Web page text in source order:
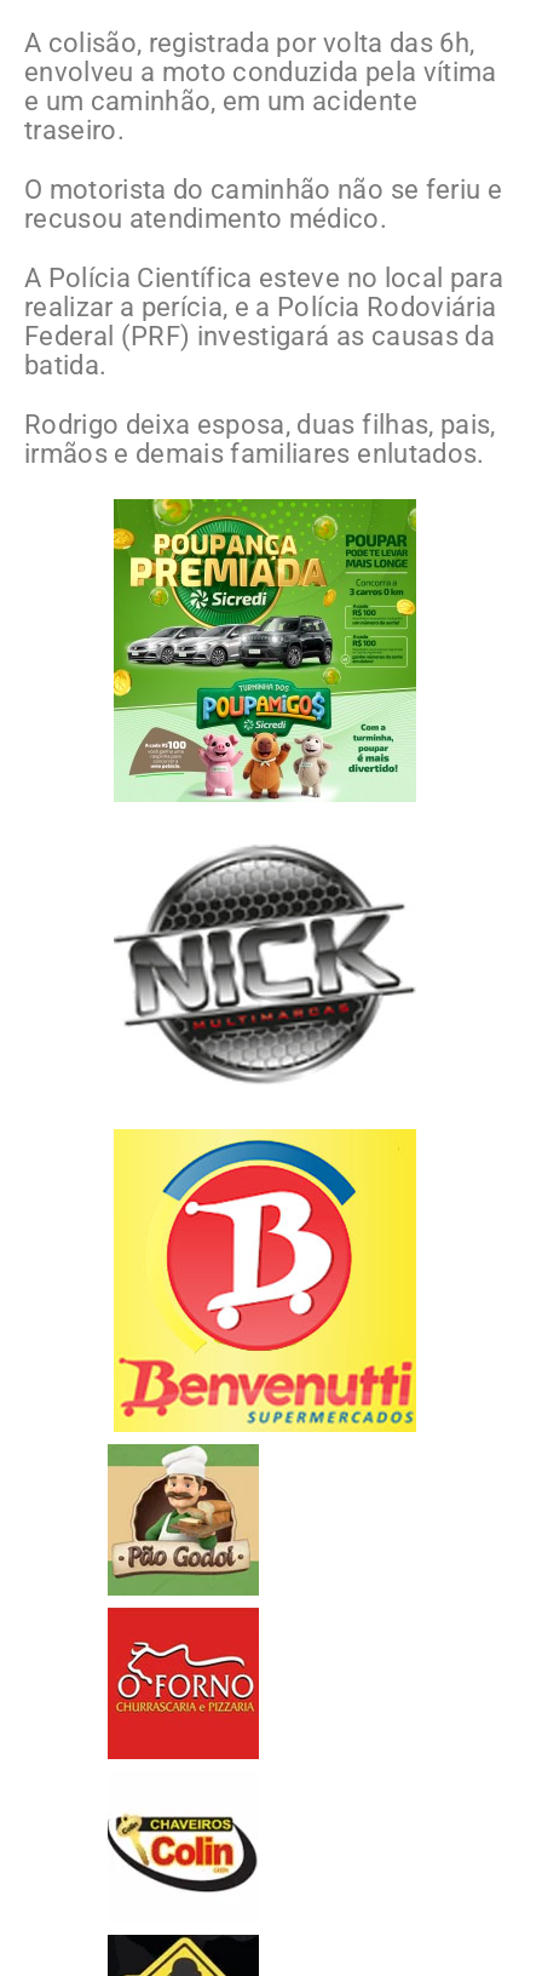
A colisão, registrada por volta das 6h,
envolveu a moto conduzida pela vítima
e um caminhão, em um acidente
traseiro.
O motorista do caminhão não se feriu e
recusou atendimento médico.
A Polícia Científica esteve no local para
realizar a perícia, e a Polícia Rodoviária
Federal (PRF) investigará as causas da
batida.
Rodrigo deixa esposa, duas filhas, pais,
irmãos e demais familiares enlutados.